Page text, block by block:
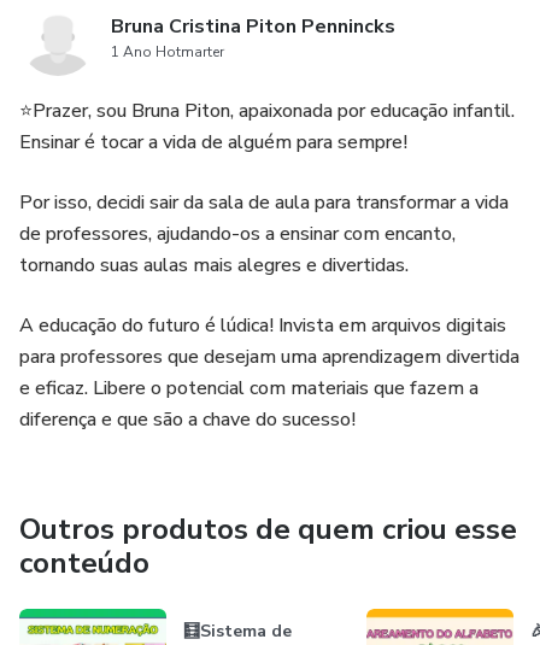
Bruna Cristina Piton Pennincks
1 Ano Hotmarter
⭐️Prazer, sou Bruna Piton, apaixonada por educação infantil.
Ensinar é tocar a vida de alguém para sempre!
Por isso, decidi sair da sala de aula para transformar a vida
de professores, ajudando-os a ensinar com encanto,
tornando suas aulas mais alegres e divertidas.
A educação do futuro é lúdica! Invista em arquivos digitais
para professores que desejam uma aprendizagem divertida
e eficaz. Libere o potencial com materiais que fazem a
diferença e que são a chave do sucesso!
Outros produtos de quem criou esse
conteúdo
🧮Sistema de